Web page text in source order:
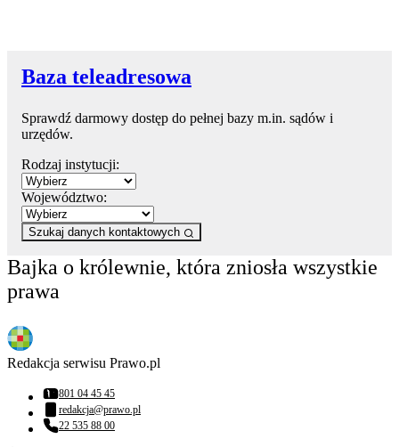
Baza teleadresowa
Sprawdź darmowy dostęp do pełnej bazy m.in. sądów i
urzędów.
Rodzaj instytucji:
Województwo:
Szukaj danych kontaktowych
Bajka o królewnie, która zniosła wszystkie
prawa
Redakcja serwisu Prawo.pl
Numer telefonu:
801 04 45 45
Adres email:
redakcja@prawo.pl
Numer telefonu:
22 535 88 00